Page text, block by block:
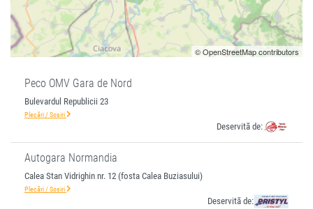
© OpenStreetMap contributors
Peco OMV Gara de Nord
Bulevardul Republicii 23
Plecări / Sosiri
Deservită de:
Autogara Normandia
Calea Stan Vidrighin nr. 12 (fosta Calea Buziasului)
Plecări / Sosiri
Deservită de: